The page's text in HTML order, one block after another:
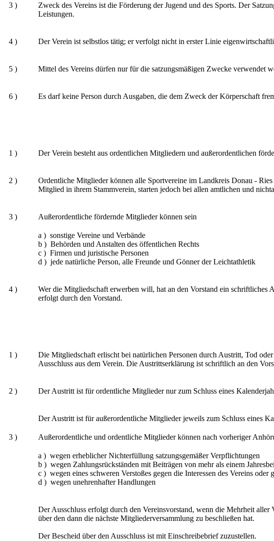
3 )
Zweck des Vereins ist die Förderung der Jugend und des Sports. Der
Leistungen.
4 ) Der Verein ist selbstlos tätig; er verfolgt nicht in erster Linie
5 ) Mittel des Vereins dürfen nur für die satzungsmäßigen Zwecke verwendet
6 ) Es darf keine Person durch Ausgaben, die dem Zweck der Körperschaft
1 ) Der Verein besteht aus ordentlichen Mitgliedern und außerordentlichen
2 )
Ordentliche Mitglieder können alle Sportvereine im Landkreis Donau -
Mitglied in ihrem Stammverein, starten jedoch bei allen amtlichen und
3 ) Außerordentliche fördernde Mitglieder können sein
a ) sonstige Vereine und Verbände
b ) Behörden und Anstalten des öffentlichen Rechts
c ) Firmen und juristische Personen
d ) jede natürliche Person, alle Freunde und Gönner der Leichtathletik
4 )
Wer die Mitgliedschaft erwerben will, hat an den Vorstand ein
erfolgt durch den Vorstand.
1 )
Die Mitgliedschaft erlischt bei natürlichen Personen durch Austritt, Tod
Ausschluss aus dem Verein. Die Austrittserklärung ist schriftlich an den
2 ) Der Austritt ist für ordentliche Mitglieder nur zum Schluss eines
Der Austritt ist für außerordentliche Mitglieder jeweils zum Schluss eines
3 ) Außerordentliche und ordentliche Mitglieder können nach vorheriger
a ) wegen erheblicher Nichterfüllung satzungsgemäßer Verpflichtungen
b ) wegen Zahlungsrückständen mit Beiträgen von mehr als einem
c ) wegen eines schweren Verstoßes gegen die Interessen des Vereins oder
d ) wegen unehrenhafter Handlungen
Der Ausschluss erfolgt durch den Vereinsvorstand, wenn die Mehrheit
über den dann die nächste Mitgliederversammlung zu beschließen hat.
Der Bescheid über den Ausschluss ist mit Einschreibebrief zuzustellen.